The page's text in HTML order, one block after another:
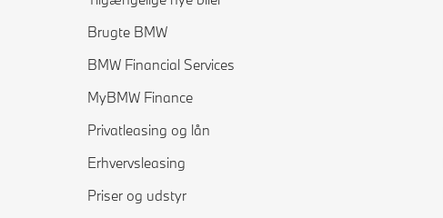
Brugte BMW
BMW Financial Services
MyBMW Finance
Privatleasing og lån
Erhvervsleasing
Priser og udstyr